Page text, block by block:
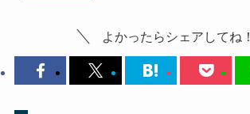
よかったらシェアしてね！